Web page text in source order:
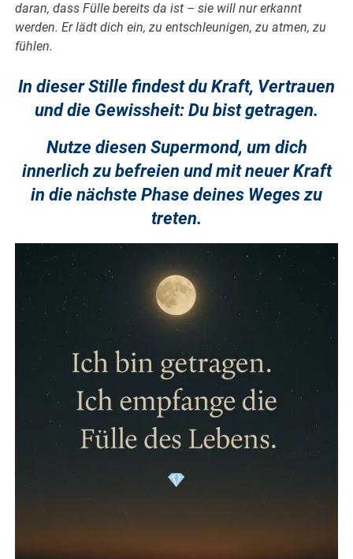
daran, dass Fülle bereits da ist – sie will nur erkannt
werden. Er lädt dich ein, zu entschleunigen, zu atmen, zu
fühlen.
In dieser Stille findest du Kraft, Vertrauen
und die Gewissheit: Du bist getragen.
Nutze diesen Supermond, um dich
innerlich zu befreien und mit neuer Kraft
in die nächste Phase deines Weges zu
treten.